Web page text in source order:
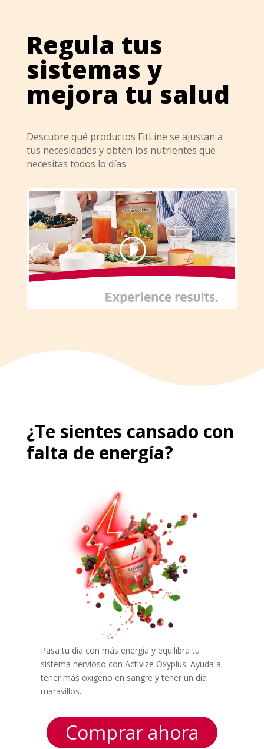
Regula tus
sistemas y
mejora tu salud
Descubre qué productos FitLine se ajustan a
tus necesidades y obtén los nutrientes que
necesitas todos lo días
¿Te sientes cansado con
falta de energía?
Pasa tu día con más energía y equilibra tu
sistema nervioso con Activize Oxyplus. Ayuda a
tener más oxigeno en sangre y tener un día
maravillos.
Comprar ahora